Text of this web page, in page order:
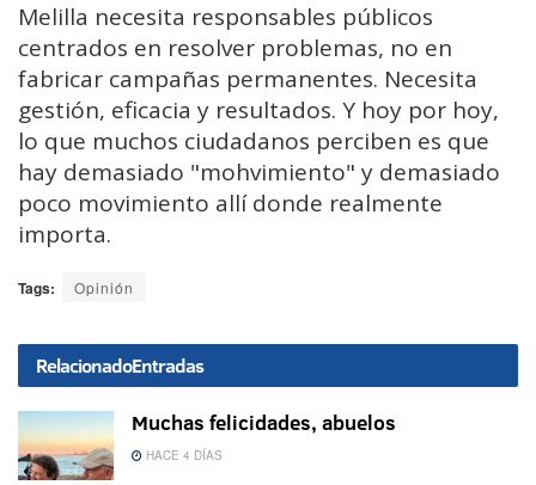
Melilla necesita responsables públicos
centrados en resolver problemas, no en
fabricar campañas permanentes. Necesita
gestión, eficacia y resultados. Y hoy por hoy,
lo que muchos ciudadanos perciben es que
hay demasiado "mohvimiento" y demasiado
poco movimiento allí donde realmente
importa.
Tags: Opinión
RelacionadoEntradas
Muchas felicidades, abuelos
HACE 4 DÍAS